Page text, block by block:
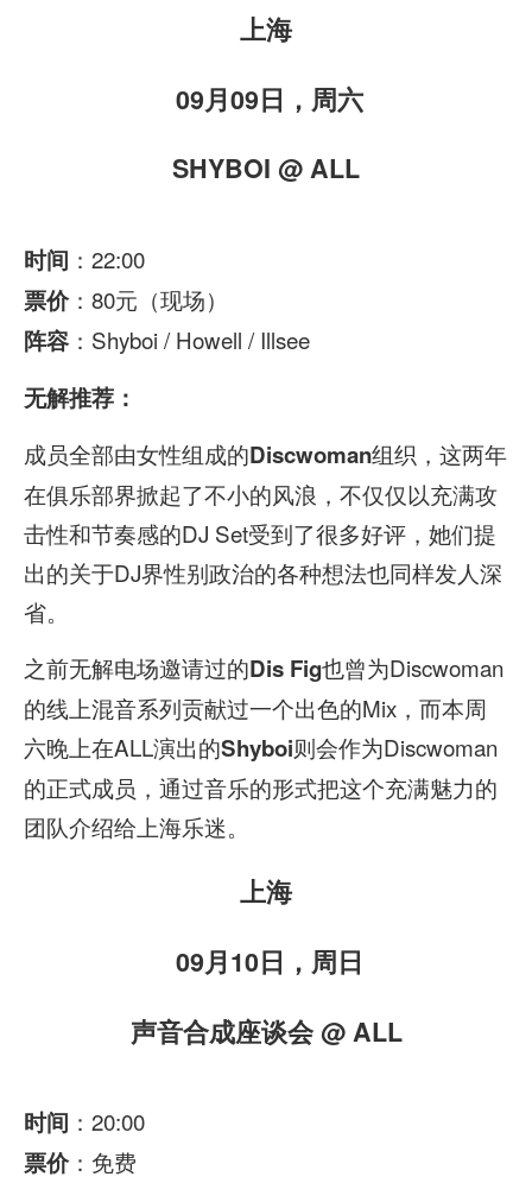
上海
09月09日，周六
SHYBOI @ ALL
时间 ：22:00
票价：80元（现场）
阵容 ：Shyboi / Howell / Illsee
无解推荐：
成员全部由女性组成的Discwoman组织，这两年
在俱乐部界掀起了不小的风浪，不仅仅以充满攻
击性和节奏感的DJ Set受到了很多好评，她们提
出的关于DJ界性别政治的各种想法也同样发人深
省。
之前无解电场邀请过的Dis Fig也曾为Discwoman
的线上混音系列贡献过一个出色的Mix，而本周
六晚上在ALL演出的Shyboi则会作为Discwoman
的正式成员，通过音乐的形式把这个充满魅力的
团队介绍给上海乐迷。
上海
09月10日，周日
声音合成座谈会 @ ALL
时间 ：20:00
票价：免费